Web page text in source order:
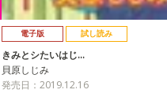
電子版 試し読み
きみとシたいはじ…
貝原しじみ
発売日：2019.12.16